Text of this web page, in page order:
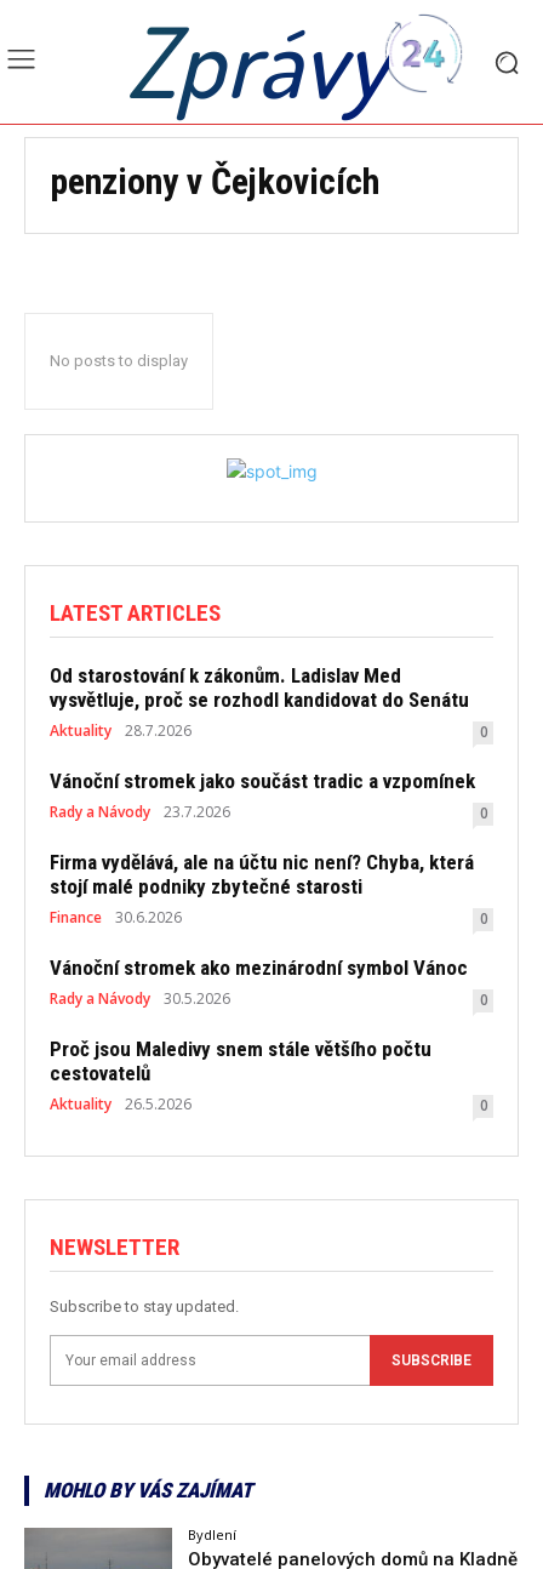
Zprávy
penziony v Čejkovicích
No posts to display
LATEST ARTICLES
Od starostování k zákonům. Ladislav Med
vysvětluje, proč se rozhodl kandidovat do Senátu
Aktuality 28.7.2026 0
Vánoční stromek jako součást tradic a vzpomínek
Rady a Návody 23.7.2026 0
Firma vydělává, ale na účtu nic není? Chyba, která
stojí malé podniky zbytečné starosti
Finance 30.6.2026 0
Vánoční stromek ako mezinárodní symbol Vánoc
Rady a Návody 30.5.2026 0
Proč jsou Maledivy snem stále většího počtu
cestovatelů
Aktuality 26.5.2026 0
NEWSLETTER
Subscribe to stay updated.
SUBSCRIBE
MOHLO BY VÁS ZAJÍMAT
Bydlení
Obyvatelé panelových domů na Kladně